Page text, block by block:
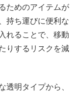
ためのアイテムが
持ち運びに便利な
れることで、移動
りするリスクを減
透明タイプから、